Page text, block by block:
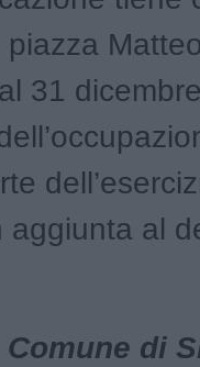
31
aggiunta al
Comune di